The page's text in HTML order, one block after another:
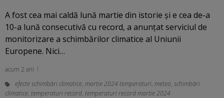
A fost cea mai caldă lună martie din istorie şi e cea de-a
10-a lună consecutivă cu record, a anunţat serviciul de
monitorizare a schimbărilor climatice al Uniunii
Europene. Nici…
acum 2 ani
efecte schimbări climatice, martie 2024 temperaturi, meteo, schimbări
climatice, temperaturi record, temperaturi record martie 2024